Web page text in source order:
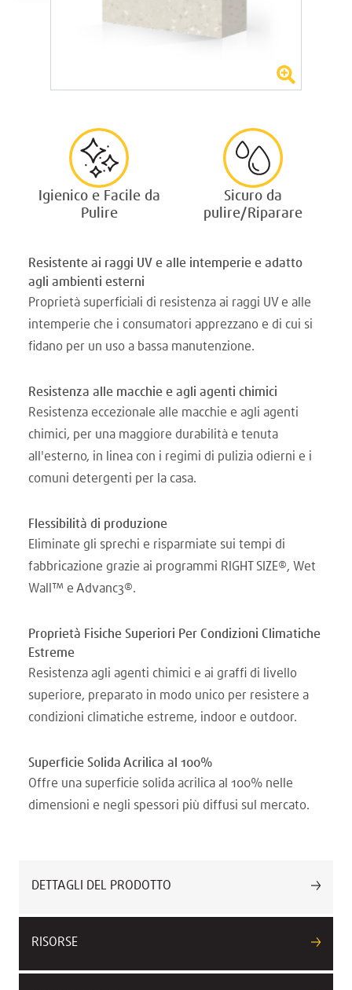
Igienico e Facile da
Pulire
Sicuro da
pulire/Riparare
Resistente ai raggi UV e alle intemperie e adatto
agli ambienti esterni
Proprietà superficiali di resistenza ai raggi UV e alle
intemperie che i consumatori apprezzano e di cui si
fidano per un uso a bassa manutenzione.
Resistenza alle macchie e agli agenti chimici
Resistenza eccezionale alle macchie e agli agenti
chimici, per una maggiore durabilità e tenuta
all'esterno, in linea con i regimi di pulizia odierni e i
comuni detergenti per la casa.
Flessibilità di produzione
Eliminate gli sprechi e risparmiate sui tempi di
fabbricazione grazie ai programmi RIGHT SIZE®, Wet
Wall™ e Advanc3®.
Proprietà Fisiche Superiori Per Condizioni Climatiche
Estreme
Resistenza agli agenti chimici e ai graffi di livello
superiore, preparato in modo unico per resistere a
condizioni climatiche estreme, indoor e outdoor.
Superficie Solida Acrilica al 100%
Offre una superficie solida acrilica al 100% nelle
dimensioni e negli spessori più diffusi sul mercato.
DETTAGLI DEL PRODOTTO
RISORSE